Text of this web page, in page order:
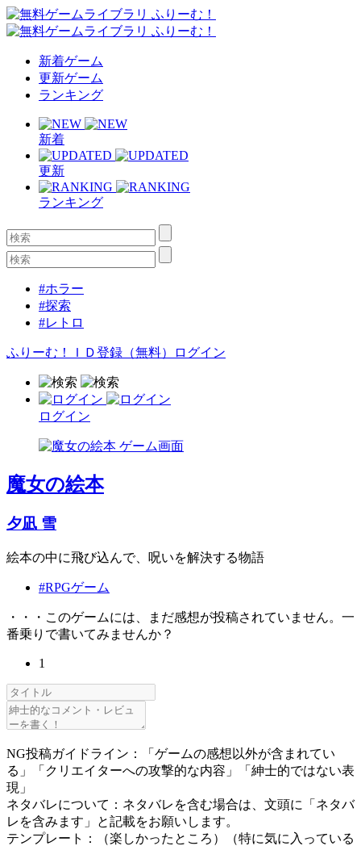
新着ゲーム
更新ゲーム
ランキング
新着
更新
ランキング
#ホラー
#探索
#レトロ
ふりーむ！ＩＤ登録（無料） ログイン
ログイン
魔女の絵本
夕凪 雪
絵本の中に飛び込んで、呪いを解決する物語
#RPGゲーム
・・・このゲームには、まだ感想が投稿されていません。一
番乗りで書いてみませんか？
1
NG投稿ガイドライン：「ゲームの感想以外が含まれてい
る」「クリエイターへの攻撃的な内容」「紳士的ではない表
現」
ネタバレについて：ネタバレを含む場合は、文頭に「ネタバ
レを含みます」と記載をお願いします。
テンプレート：（楽しかったところ）（特に気に入っている